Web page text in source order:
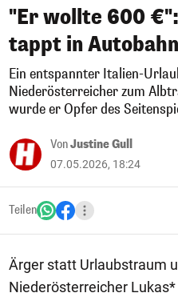
"Er wollte 600
tappt in
Ein entspannter Italien-
Niederösterreicher zum
wurde er Opfer des
VonJustine Gull
07.05.2026, 18:24
Teilen
Ärger statt Urlaubstraum
Niederösterreicher